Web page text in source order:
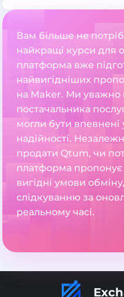
Вам більше не
найкращі курси для
платформа вже
найвигідніших
на Maker. Ми уважно
постачальника
могли бути впевнені
надійності.
продати Qtum, чи
платформа пропонує
вигідні умови
слідкуванню за
реальному часі.